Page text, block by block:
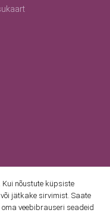
nõustute küpsiste
jätkake sirvimist. Saate
veebibrauseri seadeid